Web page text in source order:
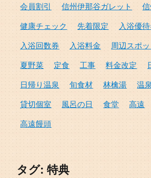
会員割引
信州伊那谷ガレット
健康チェック
先着限定
入浴優
入浴回数券
入浴料金
周辺スポ
夏野菜
定食 工事 料金改定
日帰り温泉
旬食材 林檎湯 温
貸切個室
風呂の日 食堂 高遠
高遠饅頭
タグ:特典